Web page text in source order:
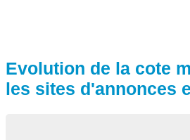
Evolution de la cote
les sites d'annonces